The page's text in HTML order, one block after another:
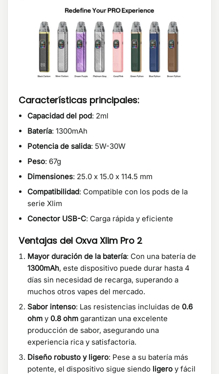
Características principales:
Capacidad del pod: 2ml
Batería: 1300mAh
Potencia de salida: 5W-30W
Peso: 67g
Dimensiones: 25.0 x 15.0 x 114.5 mm
Compatibilidad: Compatible con los pods de la
serie Xlim
Conector USB-C: Carga rápida y eficiente
Ventajas del Oxva Xlim Pro 2
Mayor duración de la batería: Con una batería de
1300mAh, este dispositivo puede durar hasta 4
días sin necesidad de recarga, superando a
muchos otros vapes del mercado.
Sabor intenso: Las resistencias incluidas de 0.6
ohm y 0.8 ohm garantizan una excelente
producción de sabor, asegurando una
experiencia rica y satisfactoria.
Diseño robusto y ligero: Pese a su batería más
potente, el dispositivo sigue siendo ligero y fácil